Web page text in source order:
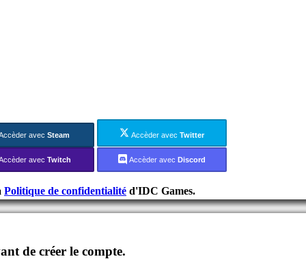
avec Steam Accèder avecTwitter
avec Twitch Accèder avec Discord
Politique de confidentialité d'IDC Games.
de créer le compte.